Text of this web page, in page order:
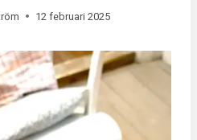
12 februari 2025